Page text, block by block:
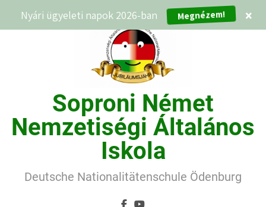
Soproni Német
Nemzetiségi Általános
Iskola
Deutsche Nationalitätenschule Ödenburg
Nyári ügyeleti napok 2026-ban Megnézem! ×